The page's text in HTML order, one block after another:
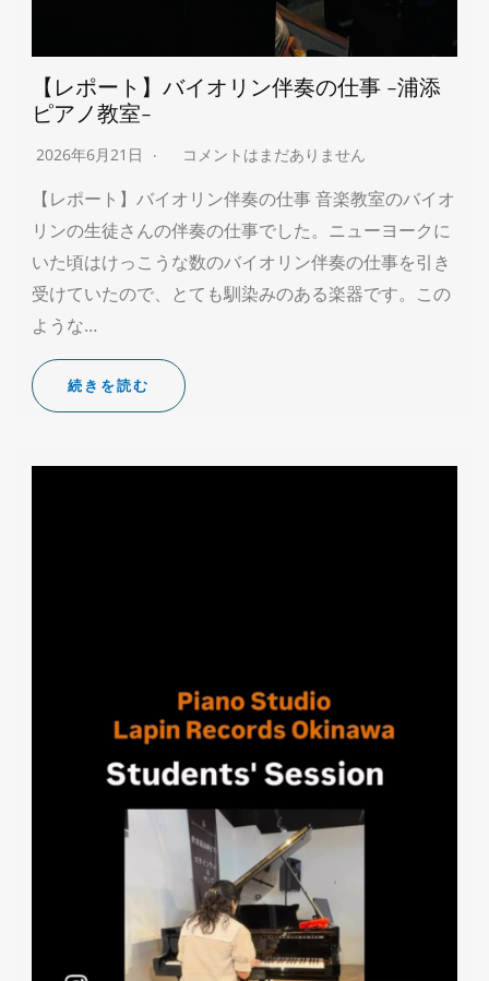
【レポート】バイオリン伴奏の仕事 -浦添
ピアノ教室-
2026年6月21日 コメントはまだありません
【レポート】バイオリン伴奏の仕事 音楽教室のバイオ
リンの生徒さんの伴奏の仕事でした。ニューヨークに
いた頃はけっこうな数のバイオリン伴奏の仕事を引き
受けていたので、とても馴染みのある楽器です。この
ような…
続きを読む